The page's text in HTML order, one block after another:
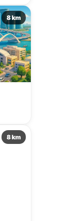
8 km
8 km